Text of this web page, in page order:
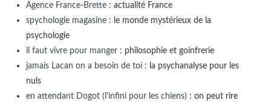
Agence France-Brette: actualité France
spychologie magasine: le monde mystérieux de la
psychologie
il faut vivre pour manger: philosophie et goinfrerie
jamais Lacan on a besoin de toi: la psychanalyse pour les
nuls
en attendant Dogot (l'infini pour les chiens): on peut rire